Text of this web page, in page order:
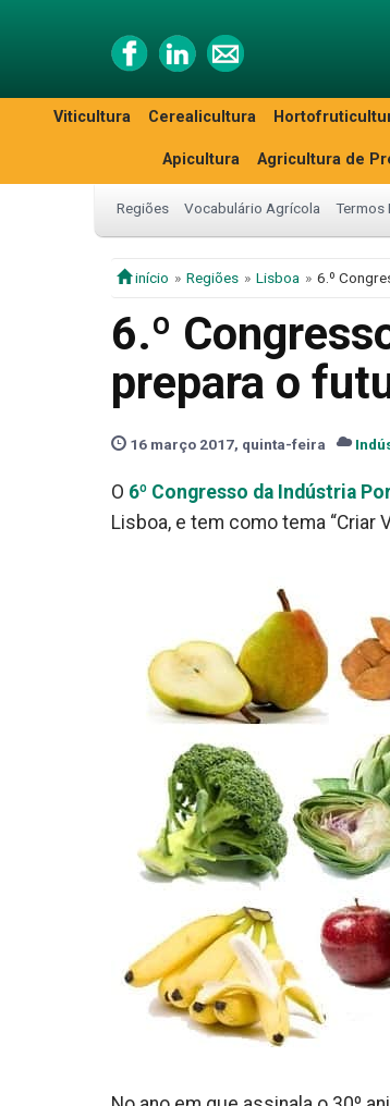
Viticultura Cerealicultura
Apicultura Agricultura de
Regiões Vocabulário Agrícola Termos
início Regiões Lisboa 6.º
6.º
prepara o
16 março 2017, quinta-feira
O 6º Congresso da Indústria
Lisboa, e tem como tema “Criar